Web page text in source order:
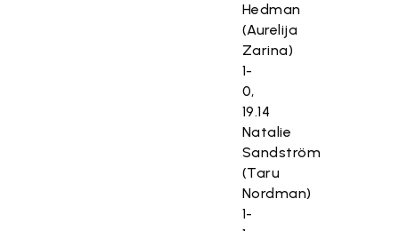
Hedman
(Aurelija
Zarina)
1-
0,
19.14
Natalie
Sandström
(Taru
Nordman)
1-